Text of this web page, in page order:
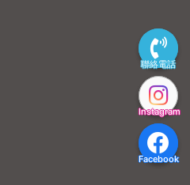
多，一週 5–6 次，結果很快放棄只
效果有限動作不標準就加重，容易
法看到進步照抄網紅課表，卻不符
手小白的一句話：你不需要完美計
動 15 分鐘，就比昨天更進步。在
運動是最好的生活投資，陪你穩穩
不足會導致關節支撐力下降、平衡
隨之上升；當害怕跌倒變成壓力來
出，進一步影響生活自主權與自信
族的三大好處維持穩定度：強化下
險。強化骨骼與關節：提升支撐與
與僵硬。提升日常體力：從買菜、
能更輕鬆自在。剛開始運動會不會
聯絡電話
Instagram
Facebook
聯絡電話
Instagram
Facebook